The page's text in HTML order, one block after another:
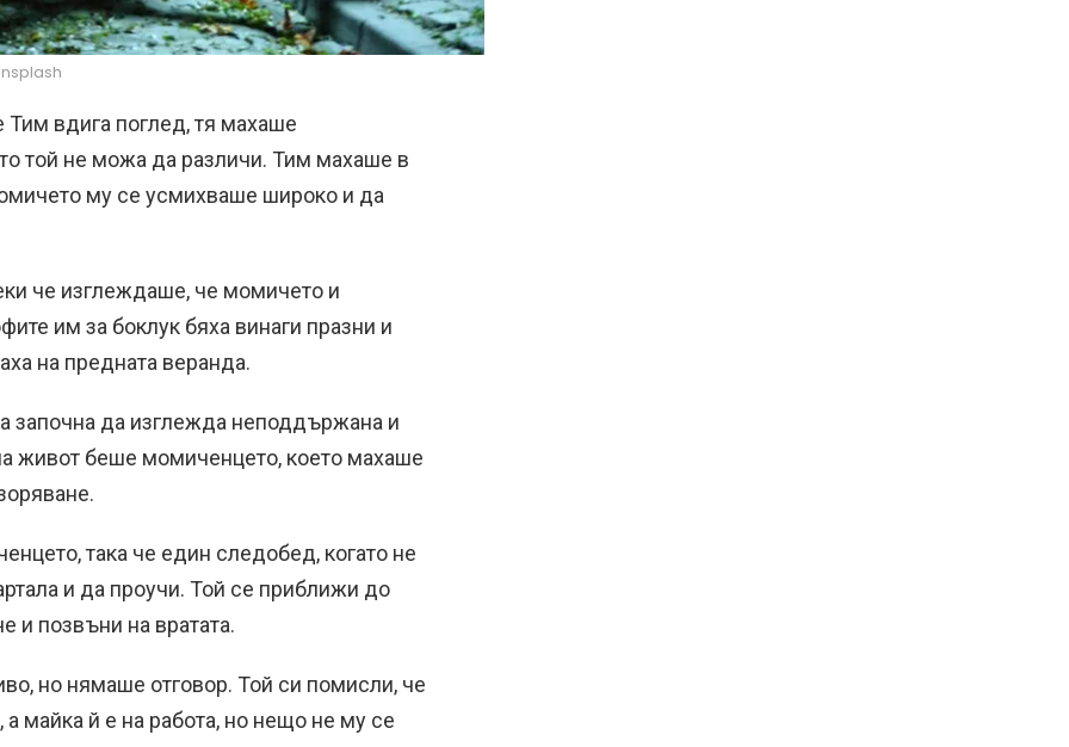
вдига поглед, тя махаше
той не можа да различи. Тим махаше в
му се усмихваше широко и да
че изглеждаше, че момичето и
им за боклук бяха винаги празни и
на предната веранда.
започна да изглежда неподдържана и
живот беше момиченцето, което махаше
така че един следобед, когато не
и да проучи. Той се приближи до
и позвъни на вратата.
но нямаше отговор. Той си помисли, че
майка й е на работа, но нещо не му се